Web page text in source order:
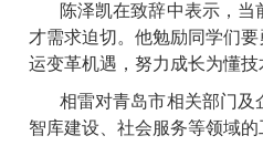
陈泽凯在致辞中表示，
才需求迫切。他勉励同学们
运变革机遇，努力成长为懂
相雷对青岛市相关部门及
智库建设、社会服务等领域的